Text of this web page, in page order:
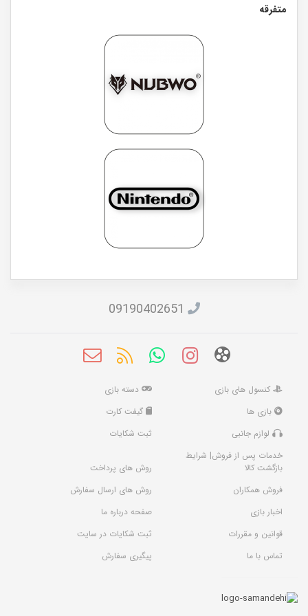
متفرقه
09190402651
کنسول های بازی
دسته بازی
بازی ها
گیفت کارت
لوازم جانبی
ثبت شکایات
خدمات پس از فروش| شرایط
بازگشت کالا
روش های پرداخت
فروش همکاران
روش های ارسال سفارش
اخبار بازی
صفحه درباره ما
قوانین و مقررات
ثبت شکایات در سایت
تماس با ما
پیگیری سفارش